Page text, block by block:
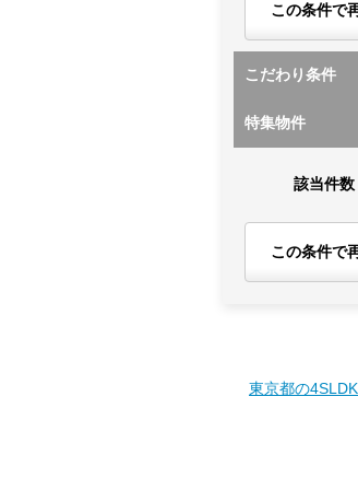
この条件で
こだわり条件
特集物件
該当件数
この条件で
東京都の